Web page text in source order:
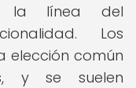
la línea del
Los
elección común
y se suelen